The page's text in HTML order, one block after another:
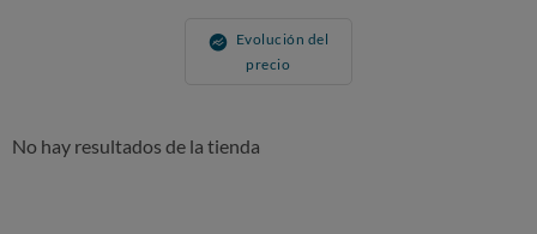
Evolución del
precio
No hay resultados de la tienda